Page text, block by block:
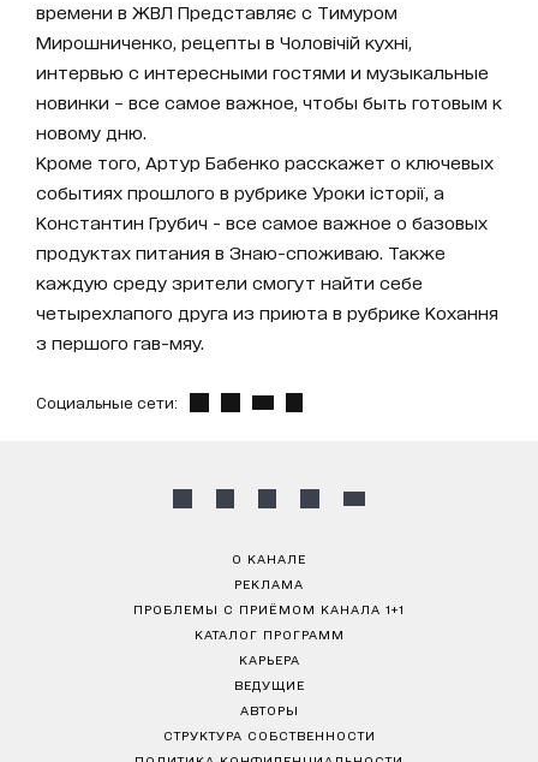
времени в ЖВЛ Представляє с Тимуром
Мирошниченко, рецепты в Чоловічій кухні,
интервью с интересными гостями и музыкальные
новинки – все самое важное, чтобы быть готовым к
новому дню.
Кроме того, Артур Бабенко расскажет о ключевых
событиях прошлого в рубрике Уроки історії, а
Константин Грубич - все самое важное о базовых
продуктах питания в Знаю-споживаю. Также
каждую среду зрители смогут найти себе
четырехлапого друга из приюта в рубрике Кохання
з першого гав-мяу.
Социальные сети:
О КАНАЛЕ
РЕКЛАМА
ПРОБЛЕМЫ С ПРИЁМОМ КАНАЛА 1+1
КАТАЛОГ ПРОГРАММ
КАРЬЕРА
ВЕДУЩИЕ
АВТОРЫ
СТРУКТУРА СОБСТВЕННОСТИ